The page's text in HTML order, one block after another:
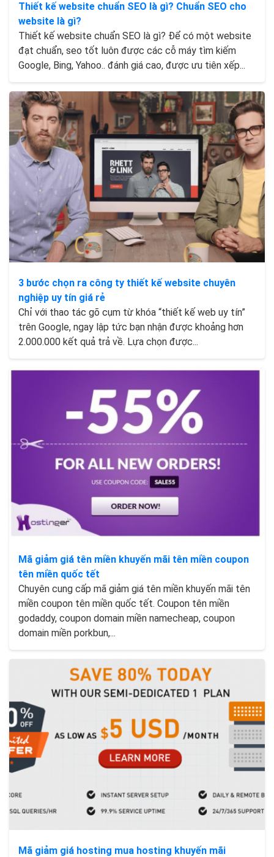
Thiết kế website chuẩn SEO là gì? Chuẩn SEO cho
website là gì?
Thiết kế website chuẩn SEO là gì? Để có một website
đạt chuẩn, seo tốt luôn được các cỗ máy tìm kiếm
Google, Bing, Yahoo.. đánh giá cao, được ưu tiên xếp...
3 bước chọn ra công ty thiết kế website chuyên
nghiệp uy tín giá rẻ
Chỉ với thao tác gõ cụm từ khóa “thiết kế web uy tín”
trên Google, ngay lập tức bạn nhận được khoảng hơn
2.000.000 kết quả trả về. Lựa chọn được...
Mã giảm giá tên miền khuyến mãi tên miền coupon
tên miền quốc tết
Chuyên cung cấp mã giảm giá tên miền khuyến mãi tên
miền coupon tên miền quốc tết. Coupon tên miền
godaddy, coupon domain miền namecheap, coupon
domain miền porkbun,...
Mã giảm giá hosting mua hosting khuyến mãi